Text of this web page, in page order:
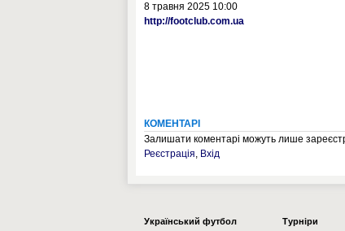
8 травня 2025 10:00
http://footclub.com.ua
КОМЕНТАРІ
Залишати коментарі можуть лише
Реєстрація, Вхід
Українcький футбол
Турніри